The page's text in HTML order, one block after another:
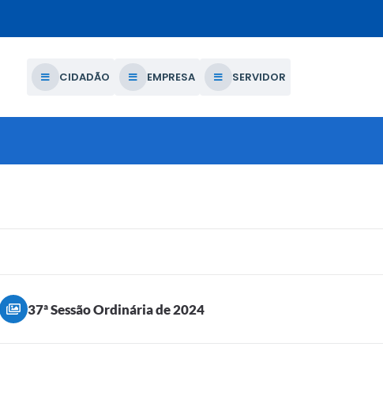
CIDADÃO EMPRESA SERVIDOR
37ª Sessão Ordinária de 2024